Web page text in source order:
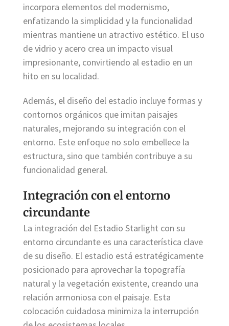
incorpora elementos del modernismo,
enfatizando la simplicidad y la funcionalidad
mientras mantiene un atractivo estético. El uso
de vidrio y acero crea un impacto visual
impresionante, convirtiendo al estadio en un
hito en su localidad.
Además, el diseño del estadio incluye formas y
contornos orgánicos que imitan paisajes
naturales, mejorando su integración con el
entorno. Este enfoque no solo embellece la
estructura, sino que también contribuye a su
funcionalidad general.
Integración con el entorno
circundante
La integración del Estadio Starlight con su
entorno circundante es una característica clave
de su diseño. El estadio está estratégicamente
posicionado para aprovechar la topografía
natural y la vegetación existente, creando una
relación armoniosa con el paisaje. Esta
colocación cuidadosa minimiza la interrupción